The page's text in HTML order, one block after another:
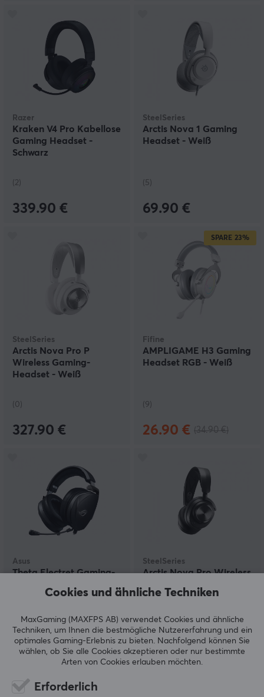
Razer
Kraken V4 Pro Kabellose
Gaming Headset -
Schwarz
(2)
339.90 €
SteelSeries
Arctis Nova 1 Gaming
Headset - Weiß
(5)
69.90 €
SteelSeries
Arctis Nova Pro P
Wireless Gaming-
Headset - Weiß
(0)
327.90 €
SPARE 23%
Fifine
AMPLIGAME H3 Gaming
Headset RGB - Weiß
(9)
26.90 €
Asus
Theta Electret Gaming-
(0)
159.90 €
SteelSeries
Arctis Nova Pro Wireless
Schwarz
(10)
299.90 €
Cookies und ähnliche Techniken
MaxGaming (MAXFPS AB) verwendet Cookies und ähnliche
Techniken, um Ihnen die bestmögliche Nutzererfahrung und ein
optimales Gaming-Erlebnis zu bieten.
Nachfolgend können Sie
wählen, ob Sie alle Cookies akzeptieren oder nur bestimmte
Arten von Cookies erlauben möchten.
Erforderlich